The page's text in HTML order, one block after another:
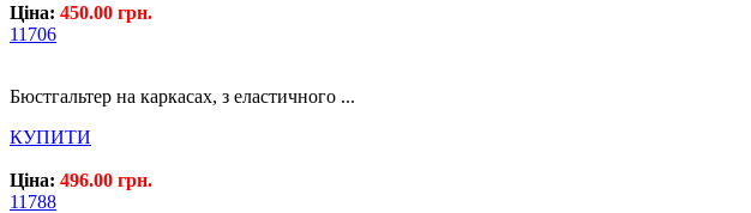
Ціна: 450.00 грн.
11706
Бюстгальтер на каркасах, з еластичного ...
КУПИТИ
Ціна: 496.00 грн.
11788